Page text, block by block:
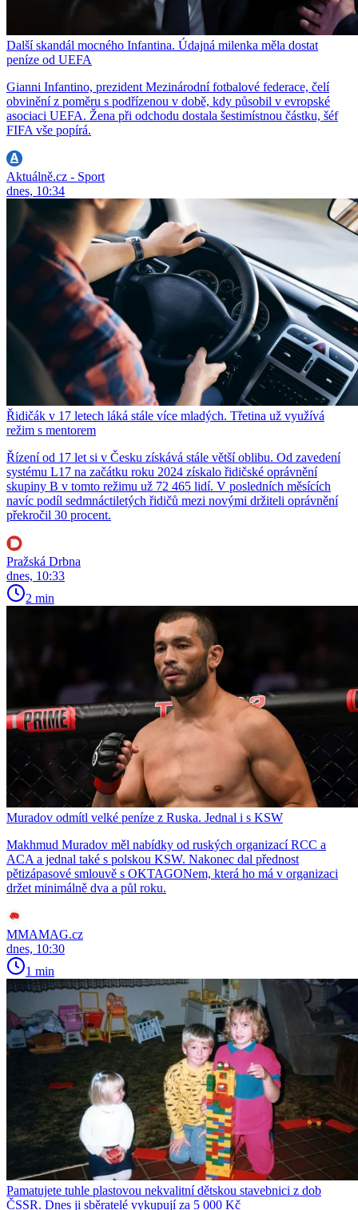
Další skandál mocného Infantina. Údajná milenka měla dostat
peníze od UEFA
Gianni Infantino, prezident Mezinárodní fotbalové federace, čelí
obvinění z poměru s podřízenou v době, kdy působil v evropské
asociaci UEFA. Žena při odchodu dostala šestimístnou částku, šéf
FIFA vše popírá.
Aktuálně.cz - Sport
dnes, 10:34
Řidičák v 17 letech láká stále více mladých. Třetina už využívá
režim s mentorem
Řízení od 17 let si v Česku získává stále větší oblibu. Od zavedení
systému L17 na začátku roku 2024 získalo řidičské oprávnění
skupiny B v tomto režimu už 72 465 lidí. V posledních měsících
navíc podíl sedmnáctiletých řidičů mezi novými držiteli oprávnění
překročil 30 procent.
Pražská Drbna
dnes, 10:33
2 min
Muradov odmítl velké peníze z Ruska. Jednal i s KSW
Makhmud Muradov měl nabídky od ruských organizací RCC a
ACA a jednal také s polskou KSW. Nakonec dal přednost
pětizápasové smlouvě s OKTAGONem, která ho má v organizaci
držet minimálně dva a půl roku.
MMAMAG.cz
dnes, 10:30
1 min
Pamatujete tuhle plastovou nekvalitní dětskou stavebnici z dob
ČSSR. Dnes ji sběratelé vykupují za 5 000 Kč